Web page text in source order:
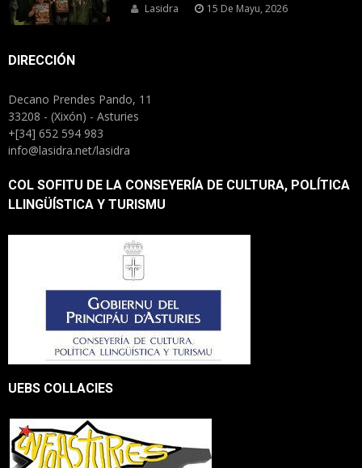
Lasidra 15 De Mayu, 2026
DIRECCIÓN
Decano Prendes Pando, 11
33208 - (Xixón) - Asturies
+[34] 652 594 983
info@lasidra.net/lasidra
COL SOFITU DE LA CONSEYERÍA DE CULTURA, POLÍTICA
LLINGÜÍSTICA Y TURISMU
UEBS COLLACIES